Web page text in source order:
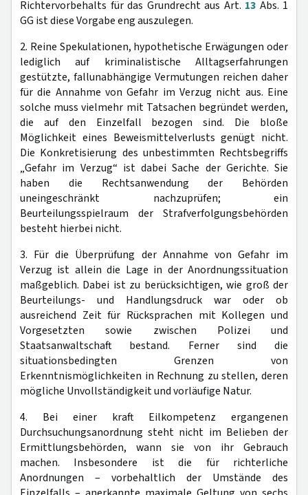
Richtervorbehalts für das Grundrecht aus Art. 13 Abs. 1
GG ist diese Vorgabe eng auszulegen.
2. Reine Spekulationen, hypothetische Erwägungen oder
lediglich auf kriminalistische Alltagserfahrungen
gestützte, fallunabhängige Vermutungen reichen daher
für die Annahme von Gefahr im Verzug nicht aus. Eine
solche muss vielmehr mit Tatsachen begründet werden,
die auf den Einzelfall bezogen sind. Die bloße
Möglichkeit eines Beweismittelverlusts genügt nicht.
Die Konkretisierung des unbestimmten Rechtsbegriffs
„Gefahr im Verzug“ ist dabei Sache der Gerichte. Sie
haben die Rechtsanwendung der Behörden
uneingeschränkt nachzuprüfen; ein
Beurteilungsspielraum der Strafverfolgungsbehörden
besteht hierbei nicht.
3. Für die Überprüfung der Annahme von Gefahr im
Verzug ist allein die Lage in der Anordnungssituation
maßgeblich. Dabei ist zu berücksichtigen, wie groß der
Beurteilungs- und Handlungsdruck war oder ob
ausreichend Zeit für Rücksprachen mit Kollegen und
Vorgesetzten sowie zwischen Polizei und
Staatsanwaltschaft bestand. Ferner sind die
situationsbedingten Grenzen von
Erkenntnismöglichkeiten in Rechnung zu stellen, deren
mögliche Unvollständigkeit und vorläufige Natur.
4. Bei einer kraft Eilkompetenz ergangenen
Durchsuchungsanordnung steht nicht im Belieben der
Ermittlungsbehörden, wann sie von ihr Gebrauch
machen. Insbesondere ist die für richterliche
Anordnungen – vorbehaltlich der Umstände des